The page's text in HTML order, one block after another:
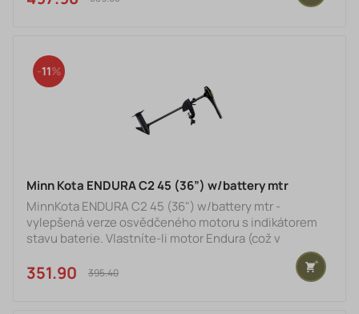
11
Minn Kota ENDURA C2 45 (36”) w/battery mtr
MinnKota ENDURA C2 45 (36") w/battery mtr -
vylepšená verze osvědčeného motoru s indikátorem
stavu baterie. Vlastníte-li motor Endura (což v
doslovném překladu znamená odolný), můžete si být
jisti jeho maximální trvanlivostí, efektivitou a
spolehlivostí. Vyzkoušejte v praxi tento elektromotor a
351.90 €395.40 €